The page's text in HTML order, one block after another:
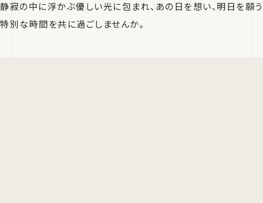
静寂の中に浮かぶ優しい光に包まれ、あの日を想い、明日を願う
特別な時間を共に過ごしませんか。